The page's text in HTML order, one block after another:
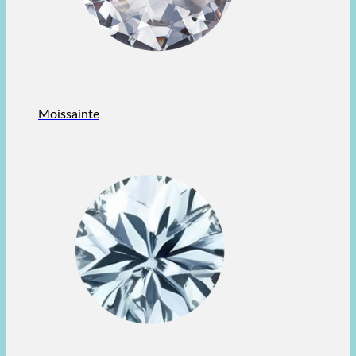
Moissainte